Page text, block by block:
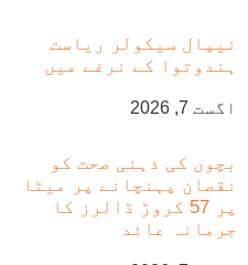
نیپال سیکولر ریاست
ہندوتوا کے نرغے میں
اگست 7, 2026
بچوں کی ذہنی صحت کو
نقصان پہنچانے پر میٹا
پر 57 کروڑ ڈالرز کا
جرمانہ عائد